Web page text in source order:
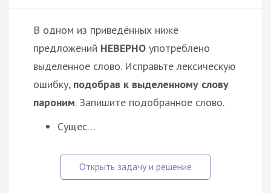
В одном из приведённых ниже
предложений НЕВЕРНО употреблено
выделенное слово. Исправьте лексическую
ошибку, подобрав к выделенному слову
пароним. Запишите подобранное слово.
Сущес…